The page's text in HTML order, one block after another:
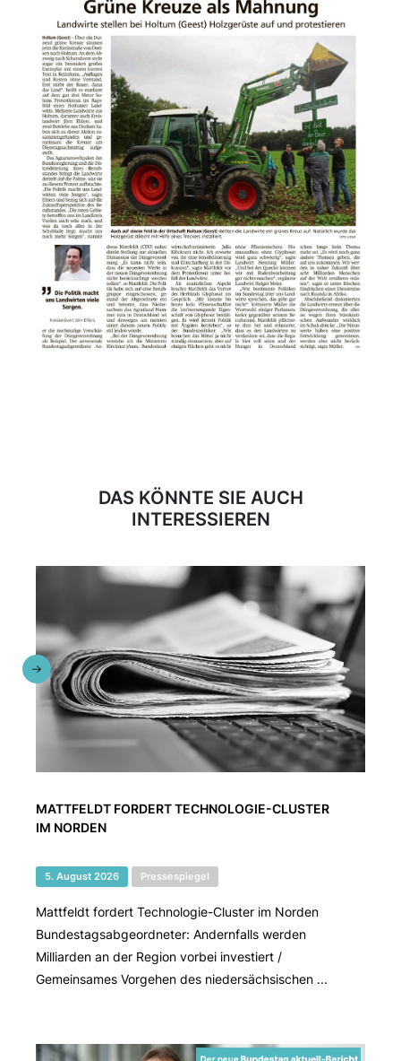
DAS KÖNNTE SIE AUCH
INTERESSIEREN
MATTFELDT FORDERT TECHNOLOGIE-CLUSTER
IM NORDEN
5. August 2026 Pressespiegel
Mattfeldt fordert Technologie-Cluster im Norden
Bundestagsabgeordneter: Andernfalls werden
Milliarden an der Region vorbei investiert /
Gemeinsames Vorgehen des niedersächsischen ...